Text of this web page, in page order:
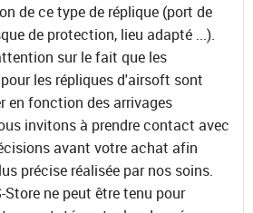
de ce type de réplique (port de
de protection, lieu adapté ...).
sur le fait que les
les répliques d'airsoft sont
en fonction des arrivages
invitons à prendre contact avec
avant votre achat afin
précise réalisée par nos soins.
Store ne peut être tenu pour